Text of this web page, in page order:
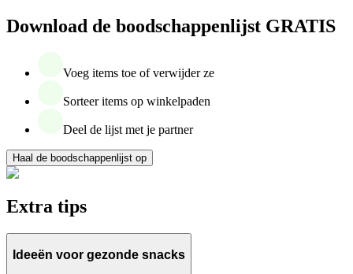
Download de boodschappenlijst GRATIS
Voeg items toe of verwijder ze
Sorteer items op winkelpaden
Deel de lijst met je partner
Haal de boodschappenlijst op
Extra tips
Ideeën voor gezonde snacks